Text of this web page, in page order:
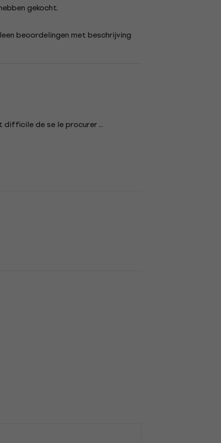
gekocht.
beoordelingen met beschrijving
de se le procurer ...